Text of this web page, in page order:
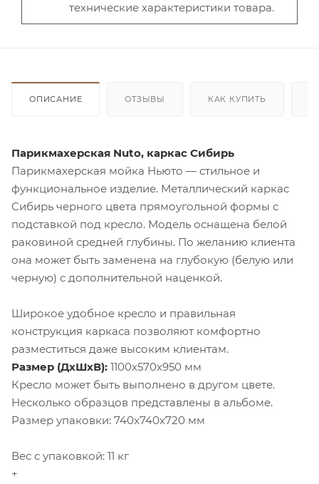
технические характеристики товара.
ОПИСАНИЕ ОТЗЫВЫ КАК КУПИТЬ
Парикмахерская Nuto, каркас Сибирь
Парикмахерская мойка Ньюто — стильное и
функциональное изделие. Металлический каркас
Сибирь черного цвета прямоугольной формы с
подставкой под кресло. Модель оснащена белой
раковиной средней глубины. По желанию клиента
она может быть заменена на глубокую (белую или
черную) с дополнительной наценкой.
Широкое удобное кресло и правильная
конструкция каркаса позволяют комфортно
разместиться даже высоким клиентам.
Размер (ДхШхВ): 1100х570х950 мм
Кресло может быть выполнено в другом цвете.
Несколько образцов представлены в альбоме.
Размер упаковки: 740x740x720 мм
Вес с упаковкой: 11 кг
+